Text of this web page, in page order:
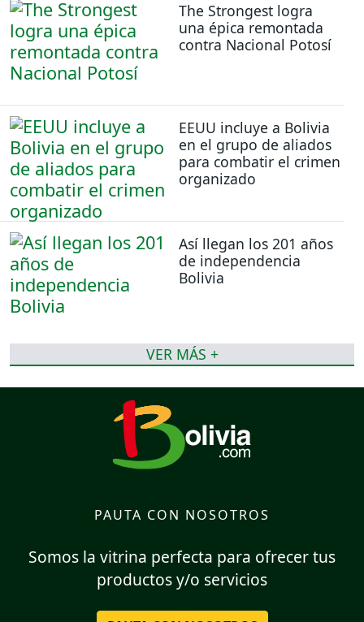
The Strongest logra
una épica remontada
contra Nacional Potosí
EEUU incluye a Bolivia
en el grupo de aliados
para combatir el crimen
organizado
Así llegan los 201 años
de independencia
Bolivia
VER MÁS +
PAUTA CON NOSOTROS
Somos la vitrina perfecta para ofrecer tus
productos y/o servicios